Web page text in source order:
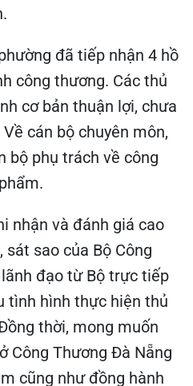
đã tiếp nhận 4 hồ
công thương. Các thủ
cơ bản thuận lợi, chưa
cán bộ chuyên môn,
bộ phụ trách về công
nhận và đánh giá cao
sao của Bộ Công
đạo từ Bộ trực tiếp
tình hình thực hiện thủ
thời, mong muốn
Công Thương Đà Nẵng
cũng như đồng hành